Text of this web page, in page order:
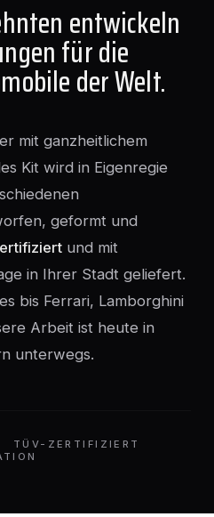
entwickeln
für die
der Welt.
mit ganzheitlichem
Kit wird in Eigenregie
geformt und
und mit
in Ihrer Stadt geliefert.
bis Ferrari, Lamborghini
Arbeit ist heute in
unterwegs.
TÜV-ZERTIFIZIERT